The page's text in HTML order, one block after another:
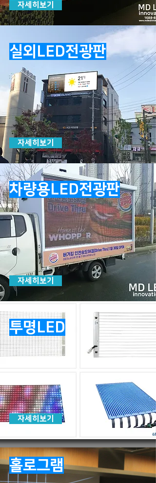
자세히보기
실외LED전광판
자세히보기
차량용LED전광판
자세히보기
투명LED
자세히보기
홀로그램